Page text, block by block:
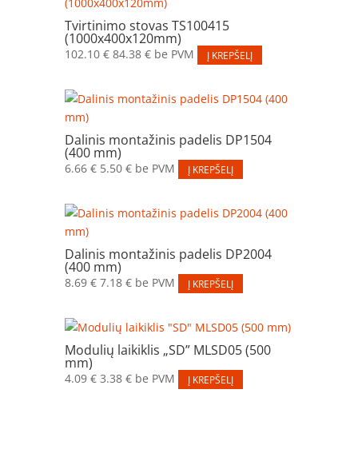
Tvirtinimo stovas TS100415
(1000x400x120mm)
102.10 € 84.38 €be PVM Į KREPŠELĮ
Dalinis montažinis padelis DP1504
(400 mm)
6.66 € 5.50 €be PVM Į KREPŠELĮ
Dalinis montažinis padelis DP2004
(400 mm)
8.69 € 7.18 €be PVM Į KREPŠELĮ
Modulių laikiklis „SD” MLSD05 (500
mm)
4.09 € 3.38 €be PVM Į KREPŠELĮ